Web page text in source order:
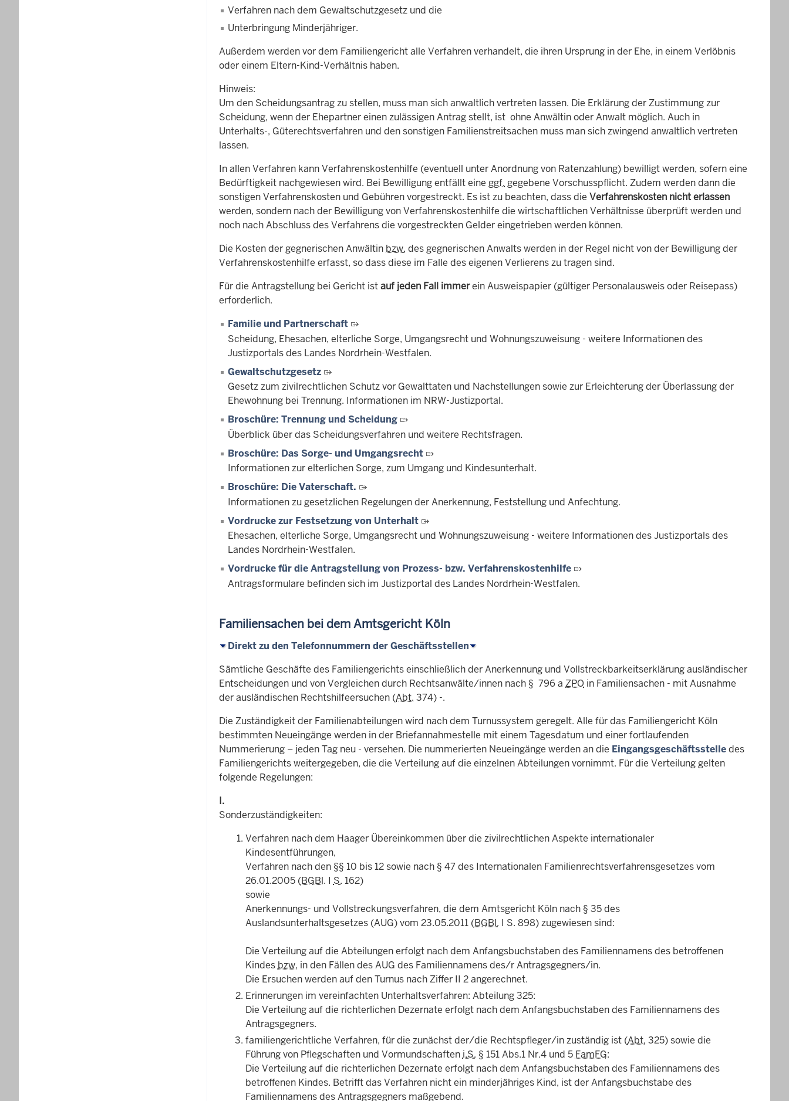
Verfahren nach dem Gewaltschutzgesetz und die
Unterbringung Minderjähriger.
Außerdem werden vor dem Familiengericht alle Verfahren verhandelt, die ihren Ursprung in der Ehe, in einem Verlöbnis
oder einem Eltern-Kind-Verhältnis haben.
Hinweis:
Um den Scheidungsantrag zu stellen, muss man sich anwaltlich vertreten lassen. Die Erklärung der Zustimmung zur
Scheidung, wenn der Ehepartner einen zulässigen Antrag stellt, ist ohne Anwältin oder Anwalt möglich. Auch in
Unterhalts-, Güterechtsverfahren und den sonstigen Familienstreitsachen muss man sich zwingend anwaltlich vertreten
lassen.
In allen Verfahren kann Verfahrenskostenhilfe (eventuell unter Anordnung von Ratenzahlung) bewilligt werden, sofern eine
Bedürftigkeit nachgewiesen wird. Bei Bewilligung entfällt eine ggf. gegebene Vorschusspflicht. Zudem werden dann die
sonstigen Verfahrenskosten und Gebühren vorgestreckt. Es ist zu beachten, dass die Verfahrenskosten nicht erlassen
werden, sondern nach der Bewilligung von Verfahrenskostenhilfe die wirtschaftlichen Verhältnisse überprüft werden und
noch nach Abschluss des Verfahrens die vorgestreckten Gelder eingetrieben werden können.
Die Kosten der gegnerischen Anwältin bzw. des gegnerischen Anwalts werden in der Regel nicht von der Bewilligung der
Verfahrenskostenhilfe erfasst, so dass diese im Falle des eigenen Verlierens zu tragen sind.
Für die Antragstellung bei Gericht istauf jeden Fall immerein Ausweispapier (gültiger Personalausweis oder Reisepass)
erforderlich.
Familie und Partnerschaft
Scheidung, Ehesachen, elterliche Sorge, Umgangsrecht und Wohnungszuweisung - weitere Informationen des
Justizportals des Landes Nordrhein-Westfalen.
Gewaltschutzgesetz
Gesetz zum zivilrechtlichen Schutz vor Gewalttaten und Nachstellungen sowie zur Erleichterung der Überlassung der
Ehewohnung bei Trennung. Informationen im NRW-Justizportal.
Broschüre: Trennung und Scheidung
Überblick über das Scheidungsverfahren und weitere Rechtsfragen.
Broschüre: Das Sorge- und Umgangsrecht
Informationen zur elterlichen Sorge, zum Umgang und Kindesunterhalt.
Broschüre: Die Vaterschaft.
Informationen zu gesetzlichen Regelungen der Anerkennung, Feststellung und Anfechtung.
Vordrucke zur Festsetzung von Unterhalt
Ehesachen, elterliche Sorge, Umgangsrecht und Wohnungszuweisung - weitere Informationen des Justizportals des
Landes Nordrhein-Westfalen.
Vordrucke für die Antragstellung von Prozess- bzw. Verfahrenskostenhilfe
Antragsformulare befinden sich im Justizportal des Landes Nordrhein-Westfalen.
Familiensachen bei dem Amtsgericht Köln
Direkt zu den Telefonnummern der Geschäftsstellen
Sämtliche Geschäfte des Familiengerichts einschließlich der Anerkennung und Vollstreckbarkeitserklärung ausländischer
Entscheidungen und von Vergleichen durch Rechtsanwälte/innen nach § 796 a ZPO in Familiensachen - mit Ausnahme
der ausländischen Rechtshilfeersuchen (Abt. 374) -.
Die Zuständigkeit der Familienabteilungen wird nach dem Turnussystem geregelt. Alle für das Familiengericht Köln
bestimmten Neueingänge werden in der Briefannahmestelle mit einem Tagesdatum und einer fortlaufenden
Nummerierung – jeden Tag neu - versehen. Die nummerierten Neueingänge werden an die Eingangsgeschäftsstelledes
Familiengerichts weitergegeben, die die Verteilung auf die einzelnen Abteilungen vornimmt. Für die Verteilung gelten
folgende Regelungen:
I.
Sonderzuständigkeiten:
Verfahren nach dem Haager Übereinkommen über die zivilrechtlichen Aspekte internationaler
Kindesentführungen,
Verfahren nach den §§ 10 bis 12 sowie nach § 47 des Internationalen Familienrechtsverfahrensgesetzes vom
26.01.2005 (BGBl. I S. 162)
sowie
Anerkennungs- und Vollstreckungsverfahren, die dem Amtsgericht Köln nach § 35 des
Auslandsunterhaltsgesetzes (AUG) vom 23.05.2011 (BGBl. I S. 898) zugewiesen sind:
Die Verteilung auf die Abteilungen erfolgt nach dem Anfangsbuchstaben des Familiennamens des betroffenen
Kindes bzw. in den Fällen des AUG des Familiennamens des/r Antragsgegners/in.
Die Ersuchen werden auf den Turnus nach Ziffer II 2 angerechnet.
Erinnerungen im vereinfachten Unterhaltsverfahren: Abteilung 325:
Die Verteilung auf die richterlichen Dezernate erfolgt nach dem Anfangsbuchstaben des Familiennamens des
Antragsgegners.
familiengerichtliche Verfahren, für die zunächst der/die Rechtspfleger/in zuständig ist (Abt. 325) sowie die
Führung von Pflegschaften und Vormundschaften i.S. § 151 Abs.1 Nr.4 und 5 FamFG:
Die Verteilung auf die richterlichen Dezernate erfolgt nach dem Anfangsbuchstaben des Familiennamens des
betroffenen Kindes. Betrifft das Verfahren nicht ein minderjähriges Kind, ist der Anfangsbuchstabe des
Familiennamens des Antragsgegners maßgebend.